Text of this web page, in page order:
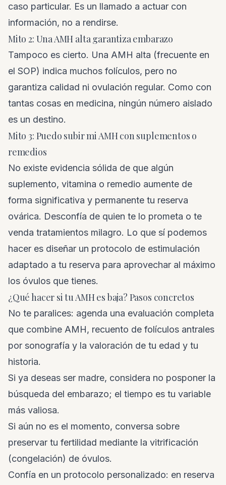
caso particular. Es un llamado a actuar con
información, no a rendirse.
Mito 2: Una AMH alta garantiza embarazo
Tampoco es cierto. Una AMH alta (frecuente en
el SOP) indica muchos folículos, pero no
garantiza calidad ni ovulación regular. Como con
tantas cosas en medicina, ningún número aislado
es un destino.
Mito 3: Puedo subir mi AMH con suplementos o
remedios
No existe evidencia sólida de que algún
suplemento, vitamina o remedio aumente de
forma significativa y permanente tu reserva
ovárica. Desconfía de quien te lo prometa o te
venda tratamientos milagro. Lo que sí podemos
hacer es diseñar un protocolo de estimulación
adaptado a tu reserva para aprovechar al máximo
los óvulos que tienes.
¿Qué hacer si tu AMH es baja? Pasos concretos
No te paralices: agenda una evaluación completa
que combine AMH, recuento de folículos antrales
por sonografía y la valoración de tu edad y tu
historia.
Si ya deseas ser madre, considera no posponer la
búsqueda del embarazo; el tiempo es tu variable
más valiosa.
Si aún no es el momento, conversa sobre
preservar tu fertilidad mediante la vitrificación
(congelación) de óvulos.
Confía en un protocolo personalizado: en reserva